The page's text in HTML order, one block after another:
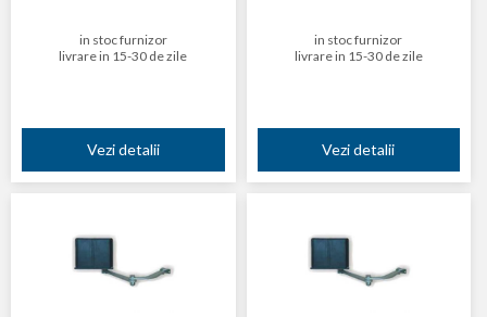
in stoc furnizor
livrare in 15-30 de zile
Vezi detalii
in stoc furnizor
livrare in 15-30 de zile
Vezi detalii